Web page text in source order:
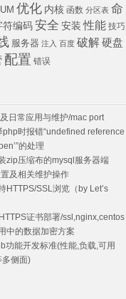
优化 内核 函数 分区表 命
符编码 安全 安装 性能 技巧
服务器 注入 百度 破解硬盘
配置 错误
日常应用与维护/mac port
php时报错“undefined reference
的处理
zip压缩布的mysql服务器端
及相关维护操作
HTTPS/SSL浏览（by Let’s
证书部署/ssl,nginx,centos
中的数据加密方案
功能开发标准(性能,负载,可用
多侧面)